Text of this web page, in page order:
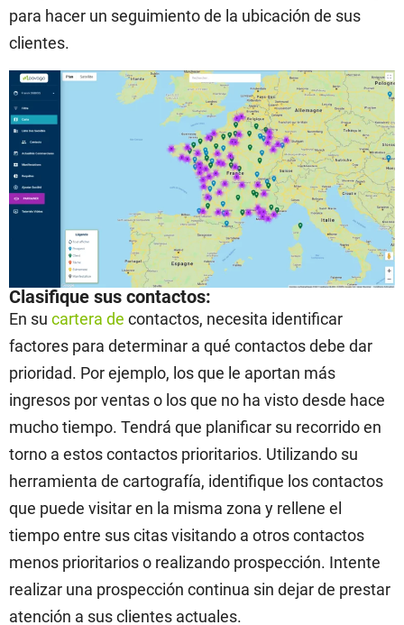
para hacer un seguimiento de la ubicación de sus
clientes.
Clasifique sus contactos:
En su cartera de contactos, necesita identificar
factores para determinar a qué contactos debe dar
prioridad. Por ejemplo, los que le aportan más
ingresos por ventas o los que no ha visto desde hace
mucho tiempo. Tendrá que planificar su recorrido en
torno a estos contactos prioritarios. Utilizando su
herramienta de cartografía, identifique los contactos
que puede visitar en la misma zona y rellene el
tiempo entre sus citas visitando a otros contactos
menos prioritarios o realizando prospección. Intente
realizar una prospección continua sin dejar de prestar
atención a sus clientes actuales.